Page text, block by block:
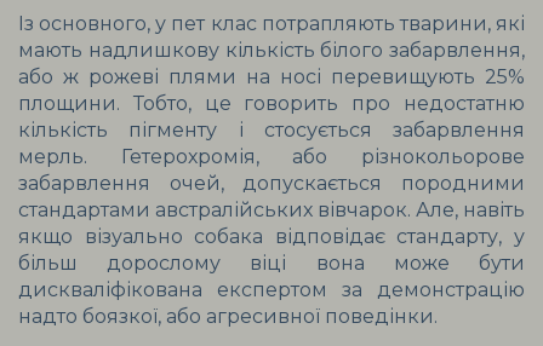
Із основного, у пет клас потрапляють тварини, які
мають надлишкову кількість білого забарвлення,
або ж рожеві плями на носі перевищують 25%
площини. Тобто, це говорить про недостатню
кількість пігменту і стосується забарвлення
мерль. Гетерохромія, або різнокольорове
забарвлення очей, допускається породними
стандартами австралійських вівчарок. Але, навіть
якщо візуально собака відповідає стандарту, у
більш дорослому віці вона може бути
дискваліфікована експертом за демонстрацію
надто боязкої, або агресивної поведінки.